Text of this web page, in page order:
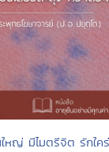
หญ่ มีไมตรีจิต รักใค